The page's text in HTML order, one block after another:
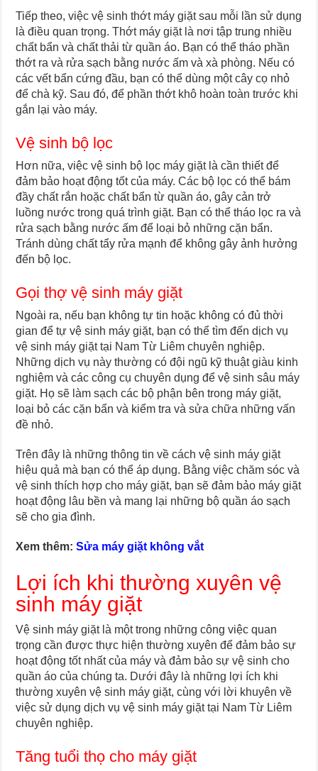
Tiếp theo, việc vệ sinh thớt máy giặt sau mỗi lần sử dụng
là điều quan trọng. Thớt máy giặt là nơi tập trung nhiều
chất bẩn và chất thải từ quần áo. Bạn có thể tháo phần
thớt ra và rửa sạch bằng nước ấm và xà phòng. Nếu có
các vết bẩn cứng đầu, bạn có thể dùng một cây cọ nhỏ
để chà kỹ. Sau đó, để phần thớt khô hoàn toàn trước khi
gắn lại vào máy.
Vệ sinh bộ lọc
Hơn nữa, việc vệ sinh bộ lọc máy giặt là cần thiết để
đảm bảo hoạt động tốt của máy. Các bộ lọc có thể bám
đầy chất rắn hoặc chất bẩn từ quần áo, gây cản trở
luồng nước trong quá trình giặt. Bạn có thể tháo lọc ra và
rửa sạch bằng nước ấm để loại bỏ những cặn bẩn.
Tránh dùng chất tẩy rửa mạnh để không gây ảnh hưởng
đến bộ lọc.
Gọi thợ vệ sinh máy giặt
Ngoài ra, nếu bạn không tự tin hoặc không có đủ thời
gian để tự vệ sinh máy giặt, bạn có thể tìm đến dịch vụ
vệ sinh máy giặt tại Nam Từ Liêm chuyên nghiệp.
Những dịch vụ này thường có đội ngũ kỹ thuật giàu kinh
nghiệm và các công cụ chuyên dụng để vệ sinh sâu máy
giặt. Họ sẽ làm sạch các bộ phận bên trong máy giặt,
loại bỏ các cặn bẩn và kiểm tra và sửa chữa những vấn
đề nhỏ.
Trên đây là những thông tin về cách vệ sinh máy giặt
hiệu quả mà bạn có thể áp dụng. Bằng việc chăm sóc và
vệ sinh thích hợp cho máy giặt, bạn sẽ đảm bảo máy giặt
hoạt động lâu bền và mang lại những bộ quần áo sạch
sẽ cho gia đình.
Xem thêm:Sửa máy giặt không vắt
Lợi ích khi thường xuyên vệ
sinh máy giặt
Vệ sinh máy giặt là một trong những công việc quan
trọng cần được thực hiện thường xuyên để đảm bảo sự
hoạt động tốt nhất của máy và đảm bảo sự vệ sinh cho
quần áo của chúng ta. Dưới đây là những lợi ích khi
thường xuyên vệ sinh máy giặt, cùng với lời khuyên về
việc sử dụng dịch vụ vệ sinh máy giặt tại Nam Từ Liêm
chuyên nghiệp.
Tăng tuổi thọ cho máy giặt